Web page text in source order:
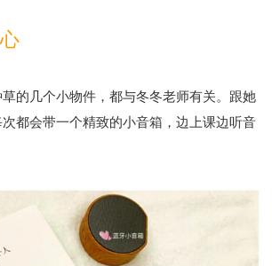
的几个小物件，都与冬冬老师有关。跟她
都会带一个精致的小音箱，边上课边听音